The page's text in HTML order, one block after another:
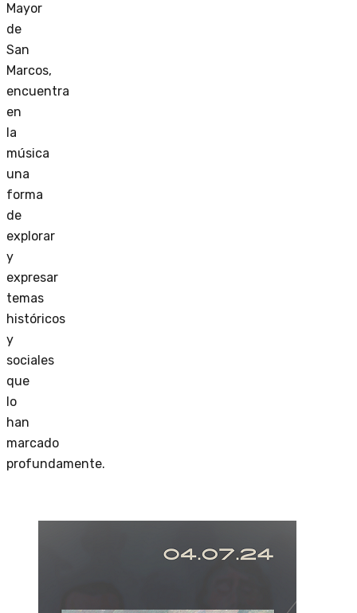
Mayor
de
San
Marcos,
encuentra
en
la
música
una
forma
de
explorar
y
expresar
temas
históricos
y
sociales
que
lo
han
marcado
profundamente.